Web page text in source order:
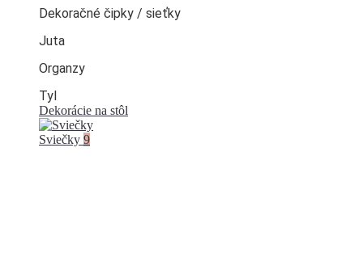
Dekoračné čipky / sieťky
Juta
Organzy
Tyl
Dekorácie na stôl
Sviečky 9